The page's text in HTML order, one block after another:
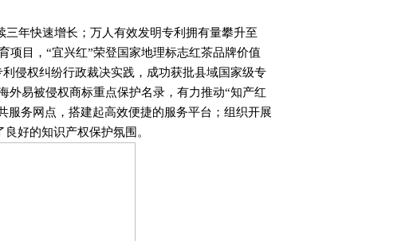
年快速增长；万人有效发明专利拥有量攀升至
项目，“宜兴红”荣登国家地理标志红茶品牌价值
侵权纠纷行政裁决实践，成功获批县域国家级专
外易被侵权商标重点保护名录，有力推动“知产红
服务网点，搭建起高效便捷的服务平台；组织开展
好的知识产权保护氛围。